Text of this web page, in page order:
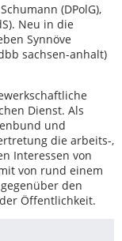
(DPolG),
Neu in die
Synnöve
sachsen-anhalt)
Dienst. Als
und
die arbeits-,
Interessen von
von rund einem
den
Öffentlichkeit.